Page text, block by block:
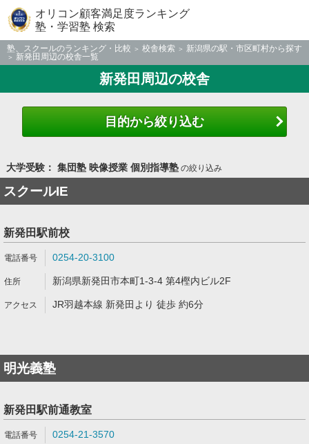
オリコン顧客満足度ランキング
塾・学習塾 検索
塾、スクールのランキング・比較 校舎検索
新潟県の駅・市区町村から探す
新発田周辺の校舎一覧
新発田周辺の校舎
目的から絞り込む
大学受験： 集団塾 映像授業 個別指導塾の絞り込み
スクールIE
新発田駅前校
0254-20-3100
新潟県新発田市本町1-3-4 第4樫内ビル2F
JR羽越本線 新発田より 徒歩 約6分
明光義塾
新発田駅前通教室
0254-21-3570